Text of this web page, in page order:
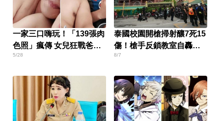
一家三口嗨玩！「139張肉
色照」瘋傳 女兒狂戰爸爸
懷孕
5/28
泰國校園開槍掃射釀7死15
傷！槍手反鎖教室自轟身
亡
8/7